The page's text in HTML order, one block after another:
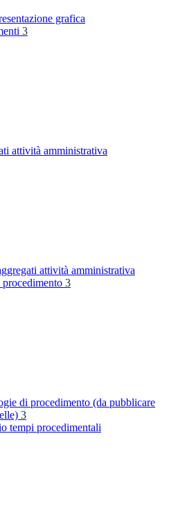
grafica
3
attività amministrativa
attività amministrativa
3
di procedimento (da pubblicare
3
tempi procedimentali